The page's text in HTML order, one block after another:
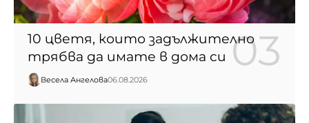
10 цветя, които задължително
трябва да имате в дома си
Весела Ангелова06.08.2026